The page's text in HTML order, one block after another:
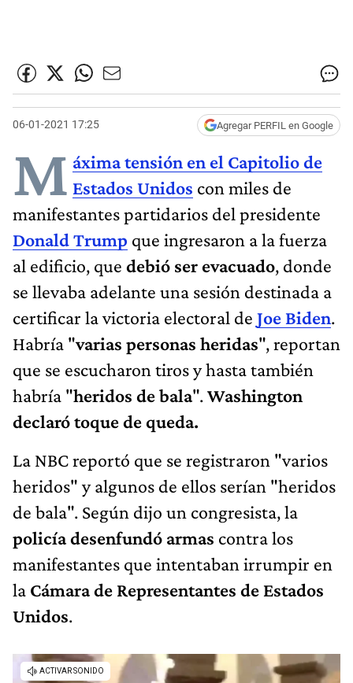
06-01-2021 17:25 Agregar PERFIL en Google
M áxima tensión en el Capitolio de
Estados Unidos con miles de
manifestantes partidarios del presidente
Donald Trump que ingresaron a la fuerza
al edificio, que debió ser evacuado, donde
se llevaba adelante una sesión destinada a
certificar la victoria electoral de Joe Biden.
Habría "varias personas heridas", reportan
que se escucharon tiros y hasta también
habría "heridos de bala".Washington
declaró toque de queda.
La NBC reportó que se registraron "varios
heridos" y algunos de ellos serían "heridos
de bala". Según dijo un congresista, la
policía desenfundó armas contra los
manifestantes que intentaban irrumpir en
la Cámara de Representantes de Estados
Unidos.